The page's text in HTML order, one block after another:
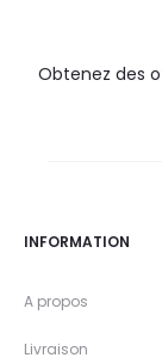
Obtenez des
INFORMATION
A propos
Livraison